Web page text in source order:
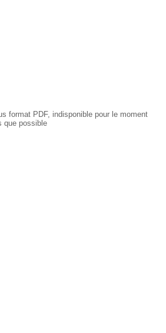
format PDF, indisponible pour le moment
que possible